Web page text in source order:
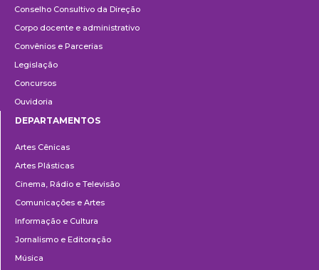
Conselho Consultivo da Direção
Corpo docente e administrativo
Convênios e Parcerias
Legislação
Concursos
Ouvidoria
DEPARTAMENTOS
Artes Cênicas
Artes Plásticas
Cinema, Rádio e Televisão
Comunicações e Artes
Informação e Cultura
Jornalismo e Editoração
Música